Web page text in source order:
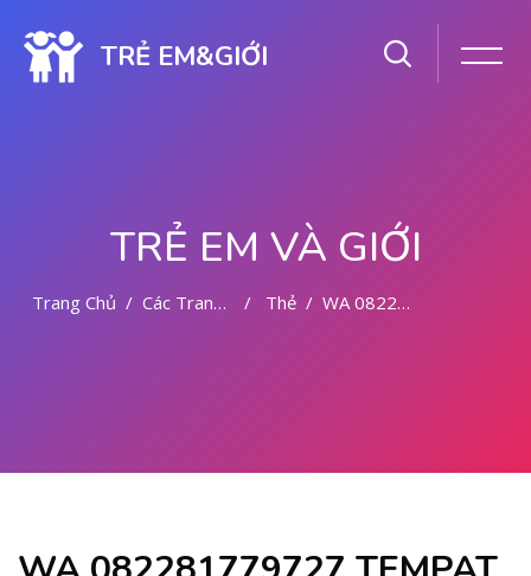
TRẺ EM&GIỚI
TRẺ EM VÀ GIỚI
Trang Chủ Các Trang Của Hệ Thống Thẻ WA 082281779727 TEMPAT ABORSI DI MALANG